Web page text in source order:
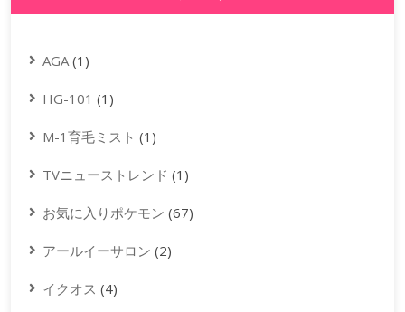
AGA(1)
HG-101 (1)
M-1育毛ミスト (1)
TVニューストレンド (1)
お気に入りポケモン (67)
アールイーサロン (2)
イクオス (4)